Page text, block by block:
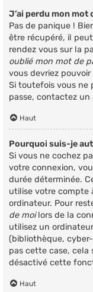
J’ai perdu mon mot
Pas de panique !
être récupéré, il
rendez vous sur la
oublié mon mot de
vous devriez
Si toutefois vous ne
passe, contactez
Haut
Pourquoi suis-je
Si vous ne cochez
votre connexion,
durée déterminée.
utilise votre compte
ordinateur. Pour
de moilors de la
utilisez un
(bibliothèque,
pas cette case, cela
désactivé cette
Haut